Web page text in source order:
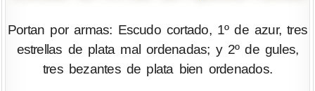
Portan por armas: Escudo cortado, 1º de azur, tres
estrellas de plata mal ordenadas; y 2º de gules,
tres bezantes de plata bien ordenados.